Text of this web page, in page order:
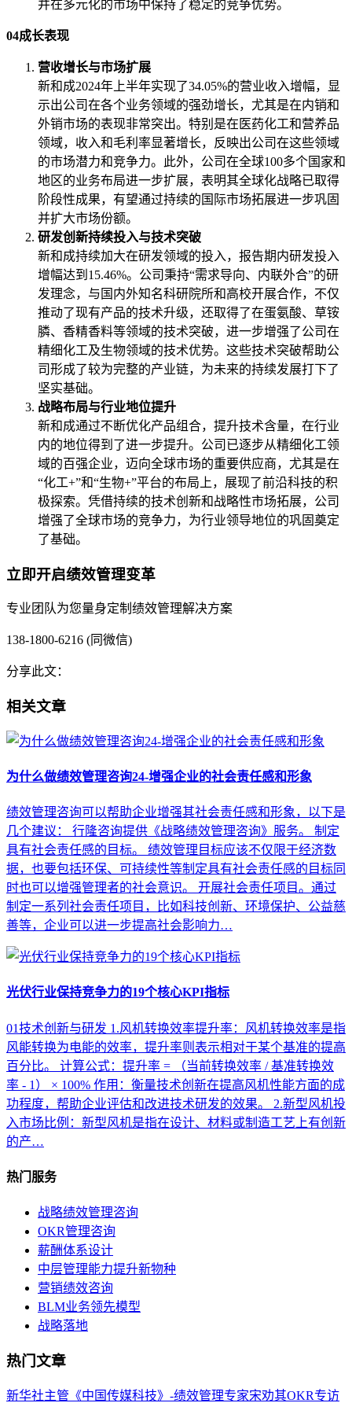
并在多元化的市场中保持了稳定的竞争优势。
04成长表现
营收增长与市场扩展
新和成2024年上半年实现了34.05%的营业收入增幅，显
示出公司在各个业务领域的强劲增长，尤其是在内销和
外销市场的表现非常突出。特别是在医药化工和营养品
领域，收入和毛利率显著增长，反映出公司在这些领域
的市场潜力和竞争力。此外，公司在全球100多个国家和
地区的业务布局进一步扩展，表明其全球化战略已取得
阶段性成果，有望通过持续的国际市场拓展进一步巩固
并扩大市场份额。
研发创新持续投入与技术突破
新和成持续加大在研发领域的投入，报告期内研发投入
增幅达到15.46%。公司秉持“需求导向、内联外合”的研
发理念，与国内外知名科研院所和高校开展合作，不仅
推动了现有产品的技术升级，还取得了在蛋氨酸、草铵
膦、香精香料等领域的技术突破，进一步增强了公司在
精细化工及生物领域的技术优势。这些技术突破帮助公
司形成了较为完整的产业链，为未来的持续发展打下了
坚实基础。
战略布局与行业地位提升
新和成通过不断优化产品组合，提升技术含量，在行业
内的地位得到了进一步提升。公司已逐步从精细化工领
域的百强企业，迈向全球市场的重要供应商，尤其是在
“化工+”和“生物+”平台的布局上，展现了前沿科技的积
极探索。凭借持续的技术创新和战略性市场拓展，公司
增强了全球市场的竞争力，为行业领导地位的巩固奠定
了基础。
立即开启绩效管理变革
专业团队为您量身定制绩效管理解决方案
138-1800-6216 (同微信)
分享此文：
相关文章
为什么做绩效管理咨询24-增强企业的社会责任感和形象
绩效管理咨询可以帮助企业增强其社会责任感和形象，以下是
几个建议： 行隆咨询提供《战略绩效管理咨询》服务。 制定
具有社会责任感的目标。 绩效管理目标应该不仅限于经济数
据，也要包括环保、可持续性等制定具有社会责任感的目标同
时也可以增强管理者的社会意识。 开展社会责任项目。通过
制定一系列社会责任项目，比如科技创新、环境保护、公益慈
善等，企业可以进一步提高社会影响力…
光伏行业保持竞争力的19个核心KPI指标
01技术创新与研发 1.风机转换效率提升率：风机转换效率是指
风能转换为电能的效率，提升率则表示相对于某个基准的提高
百分比。 计算公式：提升率 = （当前转换效率 / 基准转换效
率 - 1） × 100% 作用：衡量技术创新在提高风机性能方面的成
功程度，帮助企业评估和改进技术研发的效果。 2.新型风机投
入市场比例：新型风机是指在设计、材料或制造工艺上有创新
的产…
热门服务
战略绩效管理咨询
OKR管理咨询
薪酬体系设计
中层管理能力提升新物种
营销绩效咨询
BLM业务领先模型
战略落地
热门文章
新华社主管《中国传媒科技》-绩效管理专家宋劝其OKR专访